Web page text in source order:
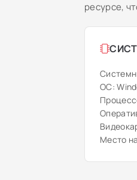
ресурсе,
ОС:
Место